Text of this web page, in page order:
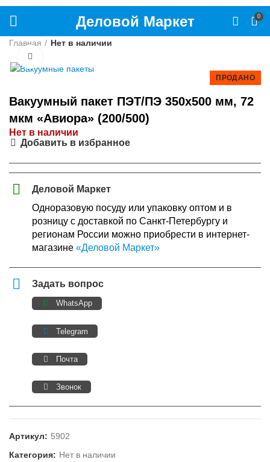
Деловой Маркет 0
Главная Нет в наличии
ПРОДАНО
Вакуумный пакет ПЭТ/ПЭ 350х500 мм, 72
мкм «Авиора» (200/500)
Нет в наличии
Добавить в избранное
Деловой Маркет
Одноразовую посуду или упаковку оптом и в
розницу с доставкой по Санкт-Петербургу и
регионам России можно приобрести в интернет-
магазине «Деловой Маркет»
Задать вопрос
WhatsApp
Telegram
Почта
Звонок
Артикул: 5902
Категория: Нет в наличии